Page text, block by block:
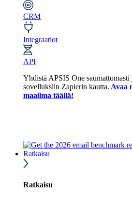
CRM
Integraatiot
API
Yhdistä APSIS One saumattomasti
sovelluksiin Zapierin kautta. Avaa
maailma täällä!
Ratkaisu
Ratkaisu